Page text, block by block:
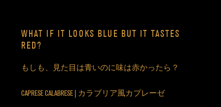
WHAT IF IT LOOKS BLUE BUT IT TASTES
RED?
もしも、見た目は青いのに味は赤かったら？
CAPRESE CALABRESE | カラブリア風カプレーゼ